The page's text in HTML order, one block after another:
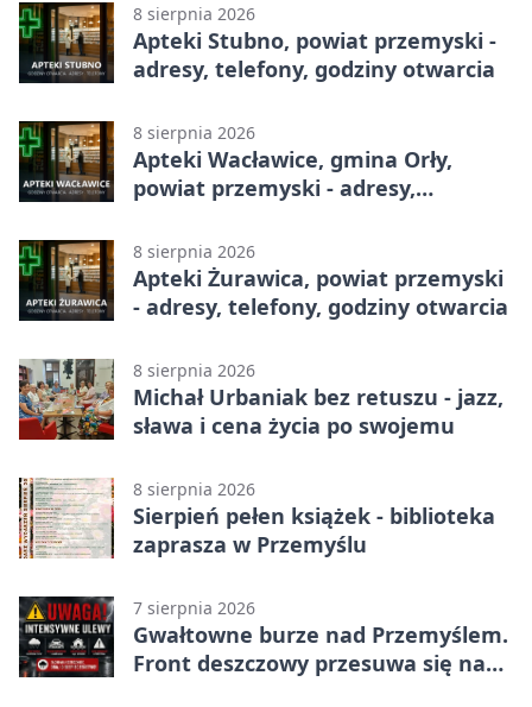
8 sierpnia 2026
Apteki Stubno, powiat przemyski -
adresy, telefony, godziny otwarcia
8 sierpnia 2026
Apteki Wacławice, gmina Orły,
powiat przemyski - adresy,
8 sierpnia 2026
Apteki Żurawica, powiat przemyski
- adresy, telefony, godziny otwarcia
8 sierpnia 2026
Michał Urbaniak bez retuszu - jazz,
sława i cena życia po swojemu
8 sierpnia 2026
Sierpień pełen książek - biblioteka
zaprasza w Przemyślu
7 sierpnia 2026
Gwałtowne burze nad Przemyślem.
Front deszczowy przesuwa się na